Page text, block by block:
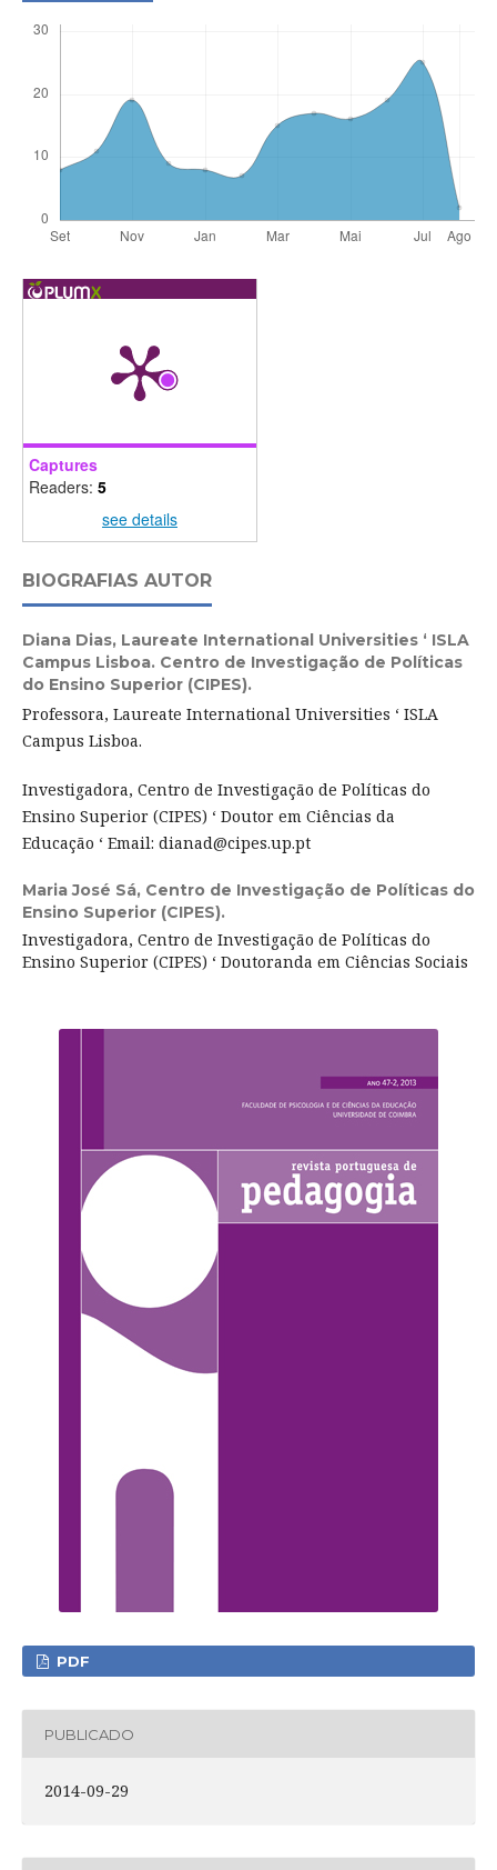
Captures
Readers: 5
see details
BIOGRAFIAS AUTOR
Diana Dias, Laureate International Universities ‘ ISLA
Campus Lisboa. Centro de Investigação de Políticas
do Ensino Superior (CIPES).
Professora, Laureate International Universities ‘ ISLA
Campus Lisboa.
Investigadora, Centro de Investigação de Políticas do
Ensino Superior (CIPES) ‘ Doutor em Ciências da
Educação ‘ Email: dianad@cipes.up.pt
Maria José Sá, Centro de Investigação de Políticas do
Ensino Superior (CIPES).
Investigadora, Centro de Investigação de Políticas do
Ensino Superior (CIPES) ‘ Doutoranda em Ciências Sociais
PDF
PUBLICADO
2014-09-29